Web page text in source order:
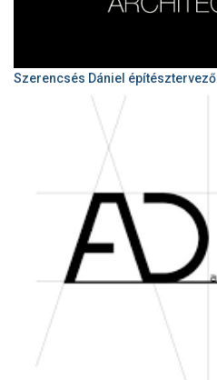
Szerencsés Dániel építésztervező